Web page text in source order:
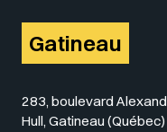
Gatineau
283, boulevard
Hull, Gatineau